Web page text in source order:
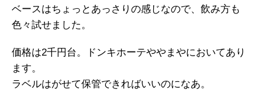
ベースはちょっとあっさりの感じなので、飲み方も
色々試せました。
価格は2千円台。ドンキホーテややまやにおいてあり
ます。
ラベルはがせて保管できればいいのになあ。